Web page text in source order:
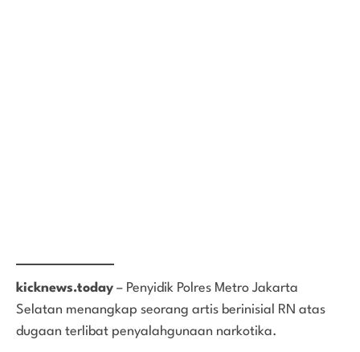
kicknews.today – Penyidik Polres Metro Jakarta
Selatan menangkap seorang artis berinisial RN atas
dugaan terlibat penyalahgunaan narkotika.